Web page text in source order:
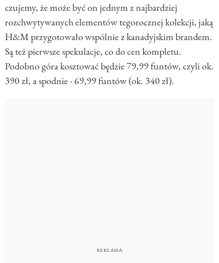
czujemy, że może być on jednym z najbardziej
rozchwytywanych elementów tegorocznej kolekcji, jaką
H&M przygotowało wspólnie z kanadyjskim brandem.
Są też pierwsze spekulacje, co do cen kompletu.
Podobno góra kosztować będzie 79,99 funtów, czyli ok.
390 zł, a spodnie - 69,99 funtów (ok. 340 zł).